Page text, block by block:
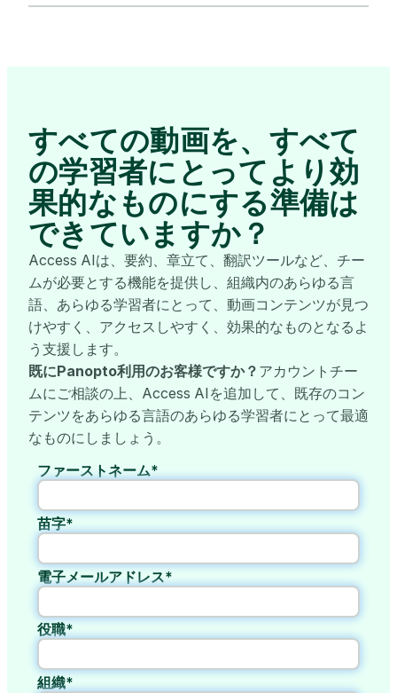
すべての動画を、すべて
の学習者にとってより効
果的なものにする準備は
できていますか？
Access AIは、要約、章立て、翻訳ツールなど、チー
ムが必要とする機能を提供し、組織内のあらゆる言
語、あらゆる学習者にとって、動画コンテンツが見つ
けやすく、アクセスしやすく、効果的なものとなるよ
う支援します。
既にPanopto利用のお客様ですか？ アカウントチー
ムにご相談の上、Access AIを追加して、既存のコン
テンツをあらゆる言語のあらゆる学習者にとって最適
なものにしましょう。
ファーストネーム*
苗字*
電子メールアドレス*
役職*
組織*